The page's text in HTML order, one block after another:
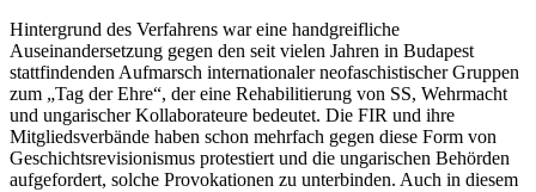
Hintergrund des Verfahrens war eine handgreifliche
Auseinandersetzung gegen den seit vielen Jahren in Budapest
stattfindenden Aufmarsch internationaler neofaschistischer Gruppen
zum „Tag der Ehre“, der eine Rehabilitierung von SS, Wehrmacht
und ungarischer Kollaborateure bedeutet. Die FIR und ihre
Mitgliedsverbände haben schon mehrfach gegen diese Form von
Geschichtsrevisionismus protestiert und die ungarischen Behörden
aufgefordert, solche Provokationen zu unterbinden. Auch in diesem